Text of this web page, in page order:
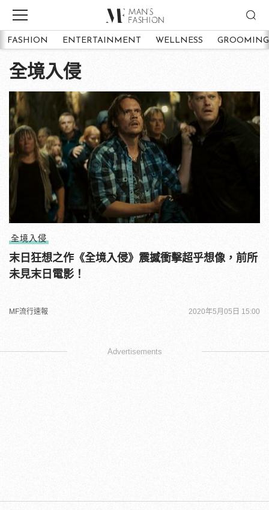
FASHION ENTERTAINMENT WELLNESS GROOMING
全境入侵
全境入侵
末日狂想之作《全境入侵》震撼衝擊超乎想像，前所
未見末日電影！
MF流行速報 2020年5月05日 15:00
Advertisements